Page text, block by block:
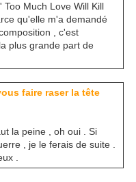
Much Love Will Kill
qu'elle m'a demandé
, c'est
plus grande part de
faire raser la tête
la peine , oh oui . Si
, je le ferais de suite .
.